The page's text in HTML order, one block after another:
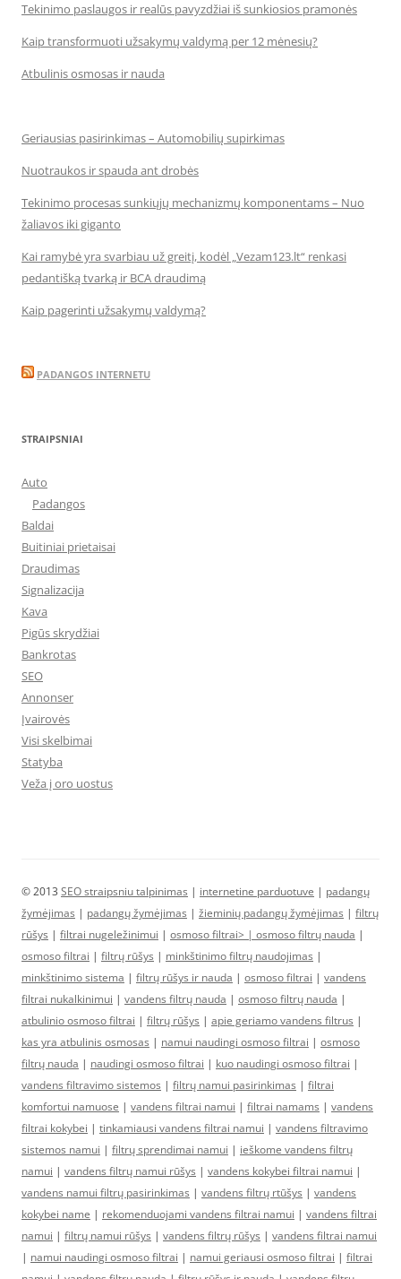
Tekinimo paslaugos ir realūs pavyzdžiai iš sunkiosios pramonės
Kaip transformuoti užsakymų valdymą per 12 mėnesių?
Atbulinis osmosas ir nauda
Geriausias pasirinkimas – Automobilių supirkimas
Nuotraukos ir spauda ant drobės
Tekinimo procesas sunkiųjų mechanizmų komponentams – Nuo
žaliavos iki giganto
Kai ramybė yra svarbiau už greitį, kodėl „Vezam123.lt“ renkasi
pedantišką tvarką ir BCA draudimą
Kaip pagerinti užsakymų valdymą?
PADANGOS INTERNETU
STRAIPSNIAI
Auto
Padangos
Baldai
Buitiniai prietaisai
Draudimas
Signalizacija
Kava
Pigūs skrydžiai
Bankrotas
SEO
Annonser
Įvairovės
Visi skelbimai
Statyba
Veža į oro uostus
© 2013 SEO straipsniu talpinimas | internetine parduotuve | padangų
žymėjimas | padangų žymėjimas | žieminių padangų žymėjimas | filtrų
rūšys | filtrai nugeležinimui | osmoso filtrai> | osmoso filtrų nauda |
osmoso filtrai | filtrų rūšys | minkštinimo filtrų naudojimas |
minkštinimo sistema | filtrų rūšys ir nauda | osmoso filtrai | vandens
filtrai nukalkinimui | vandens filtrų nauda | osmoso filtrų nauda |
atbulinio osmoso filtrai | filtrų rūšys | apie geriamo vandens filtrus |
kas yra atbulinis osmosas | namui naudingi osmoso filtrai | osmoso
filtrų nauda | naudingi osmoso filtrai | kuo naudingi osmoso filtrai |
vandens filtravimo sistemos | filtrų namui pasirinkimas | filtrai
komfortui namuose | vandens filtrai namui | filtrai namams | vandens
filtrai kokybei | tinkamiausi vandens filtrai namui | vandens filtravimo
sistemos namui | filtrų sprendimai namui | ieškome vandens filtrų
namui | vandens filtrų namui rūšys | vandens kokybei filtrai namui |
vandens namui filtrų pasirinkimas | vandens filtrų rtūšys | vandens
kokybei name | rekomenduojami vandens filtrai namui | vandens filtrai
namui | filtrų namui rūšys | vandens filtrų rūšys | vandens filtrai namui
| namui naudingi osmoso filtrai | namui geriausi osmoso filtrai | filtrai